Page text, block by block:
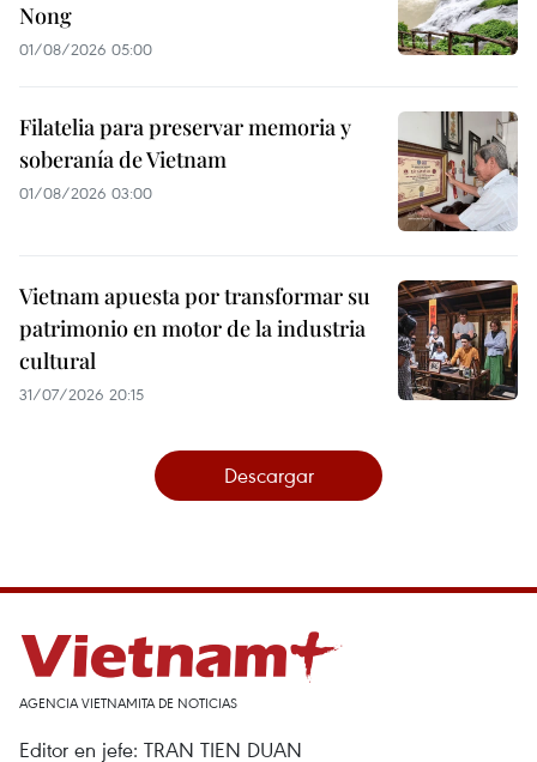
Nong
01/08/2026 05:00
Filatelia para preservar memoria y
soberanía de Vietnam
01/08/2026 03:00
Vietnam apuesta por transformar su
patrimonio en motor de la industria
cultural
31/07/2026 20:15
Descargar
AGENCIA VIETNAMITA DE NOTICIAS
Editor en jefe: TRAN TIEN DUAN